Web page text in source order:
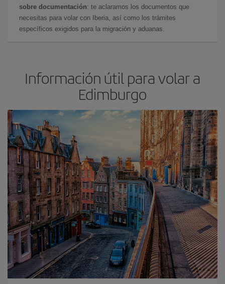
sobre documentación: te aclaramos los documentos que
necesitas para volar con Iberia, así como los trámites
específicos exigidos para la migración y aduanas.
Información útil para volar a
Edimburgo